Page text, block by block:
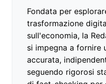
Fondata per
trasformazione
sull'economia, la
si impegna a fornire
accurata,
seguendo rigorosi